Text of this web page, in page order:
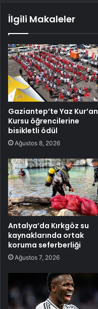
İlgili Makaleler
Gaziantep’te Yaz Kur’an
Kursu öğrencilerine
bisikletli ödül
Ağustos 8, 2026
Antalya’da Kırkgöz su
kaynaklarında ortak
koruma seferberliği
Ağustos 7, 2026